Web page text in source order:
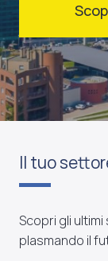
Il tuo
Scopri gli
plasmando il